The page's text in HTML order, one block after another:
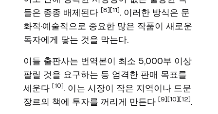
들은 종종 배제된다 [8] [11] . 이러한 방식은 문
화적·예술적으로 중요한 많은 작품이 새로운
독자에게 닿는 것을 막는다.
이들 출판사는 번역본이 최소 5,000부 이상
팔릴 것을 요구하는 등 엄격한 판매 목표를
세운다 [10] . 이는 시장이 작은 지역이나 드문
장르의 책에 투자를 꺼리게 만든다 [9] [10] [12] .